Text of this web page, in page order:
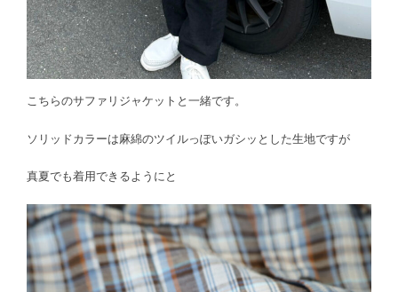
こちらのサファリジャケットと一緒です。
ソリッドカラーは麻綿のツイルっぽいガシッとした生地ですが
真夏でも着用できるようにと